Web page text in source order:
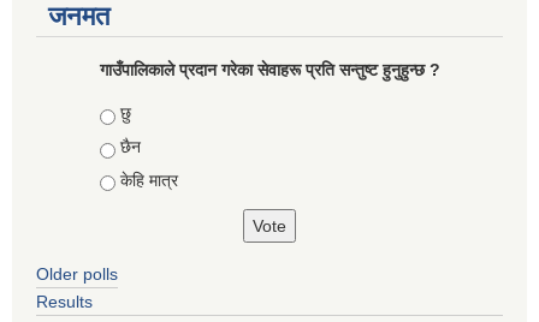
जनमत
गाउँपालिकाले प्रदान गरेका सेवाहरू प्रति सन्तुष्ट हुनुहुन्छ ?
Choices
छु
छैन
केहि मात्र
Older polls
Results